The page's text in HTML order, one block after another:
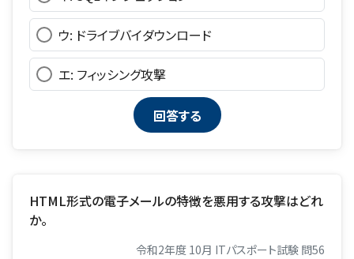
ウ: ドライブバイダウンロード
エ: フィッシング攻撃
HTML形式の電子メールの特徴を悪用する攻撃はどれ
か。
令和2年度 10月 ITパスポート試験 問56